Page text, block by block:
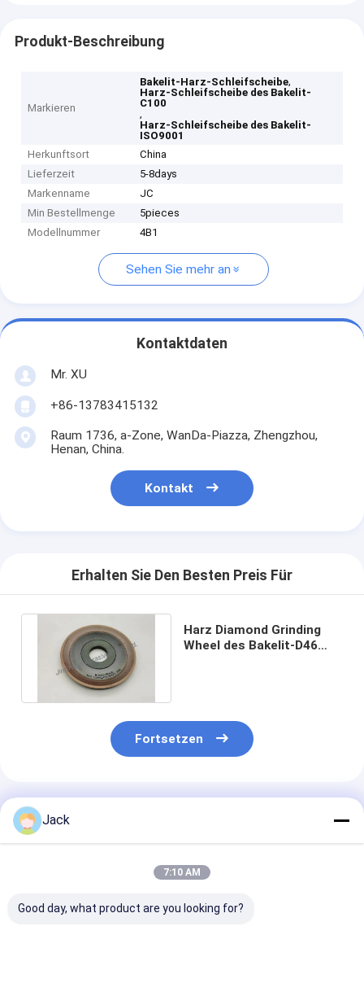
Produkt-Beschreibung
Markieren
Bakelit-Harz-Schleifscheibe,
Harz-Schleifscheibe des Bakelit-
C100
,
Harz-Schleifscheibe des Bakelit-
ISO9001
Herkunftsort
China
Lieferzeit
5-8days
Markenname
JC
Min Bestellmenge
5pieces
Modellnummer
4B1
Sehen Sie mehr an
Kontaktdaten
Mr. XU
+86-13783415132
Raum 1736, a-Zone, WanDa-Piazza, Zhengzhou,
Henan, China.
Kontakt
Erhalten Sie Den Besten Preis Für
Harz Diamond Grinding
Wheel des Bakelit-D46
Fortsetzen
Empfohlene Produkte
Jack
7:10 AM
Good day, what product are you looking for?